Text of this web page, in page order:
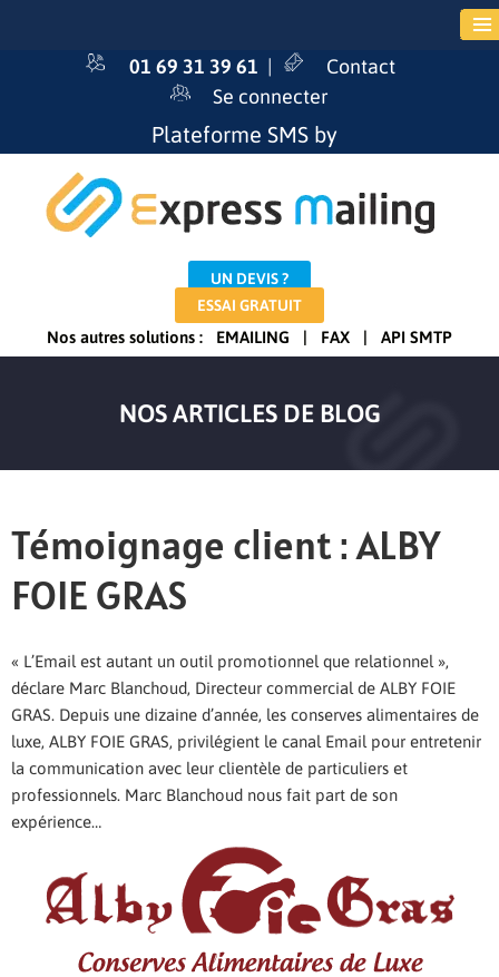
01 69 31 39 61 |
Contact
Se connecter
Plateforme SMS by
UN DEVIS ?
ESSAI GRATUIT
Nos autres solutions : EMAILING | FAX | API SMTP
NOS ARTICLES DE BLOG
Témoignage client : ALBY
FOIE GRAS
« L’Email est autant un outil promotionnel que relationnel »,
déclare Marc Blanchoud, Directeur commercial de ALBY FOIE
GRAS. Depuis une dizaine d’année, les conserves alimentaires de
luxe, ALBY FOIE GRAS, privilégient le canal Email pour entretenir
la communication avec leur clientèle de particuliers et
professionnels. Marc Blanchoud nous fait part de son
expérience…